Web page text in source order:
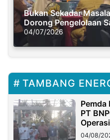
Bukan Sekadar
Dorong Pengelolaan
Solusi Krisis Iklim
04/07/2026
TAMBANG
Pemda
PT
04/08/